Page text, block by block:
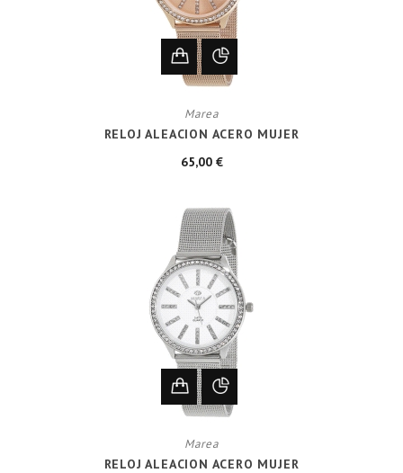
Marea
RELOJ ALEACION ACERO MUJER
65,00 €
Marea
RELOJ ALEACION ACERO MUJER